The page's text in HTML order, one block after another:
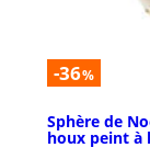
-36%
Sphère de
houx peint à